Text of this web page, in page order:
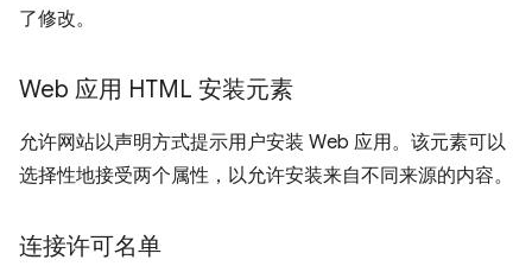
了修改。
Web 应用 HTML 安装元素
允许网站以声明方式提示用户安装 Web 应用。该元素可以
选择性地接受两个属性，以允许安装来自不同来源的内容。
连接许可名单